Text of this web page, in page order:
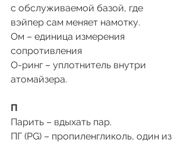
с обслуживаемой базой, где
вэйпер сам меняет намотку.
Ом – единица измерения
сопротивления
О-ринг – уплотнитель внутри
атомайзера.
П
Парить – вдыхать пар.
ПГ (PG) – пропиленгликоль, один из